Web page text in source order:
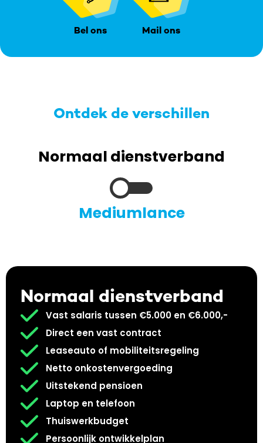
Bel ons Mail ons
Ontdek de verschillen
Normaal dienstverband
Mediumlance
Normaal dienstverband
Vast salaris tussen €5.000 en €6.000,-
Direct een vast contract
Leaseauto of mobiliteitsregeling
Netto onkostenvergoeding
Uitstekend pensioen
Laptop en telefoon
Thuiswerkbudget
Persoonlijk ontwikkelplan